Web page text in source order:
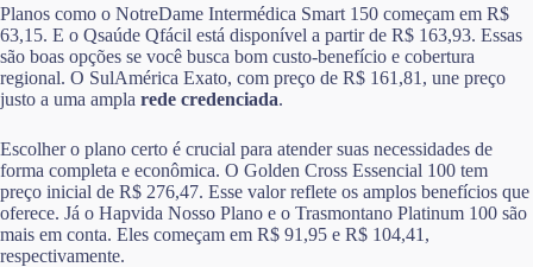
Planos como o NotreDame Intermédica Smart 150 começam em R$
63,15. E o Qsaúde Qfácil está disponível a partir de R$ 163,93. Essas
são boas opções se você busca bom custo-benefício e cobertura
regional. O SulAmérica Exato, com preço de R$ 161,81, une preço
justo a uma ampla rede credenciada.
Escolher o plano certo é crucial para atender suas necessidades de
forma completa e econômica. O Golden Cross Essencial 100 tem
preço inicial de R$ 276,47. Esse valor reflete os amplos benefícios que
oferece. Já o Hapvida Nosso Plano e o Trasmontano Platinum 100 são
mais em conta. Eles começam em R$ 91,95 e R$ 104,41,
respectivamente.